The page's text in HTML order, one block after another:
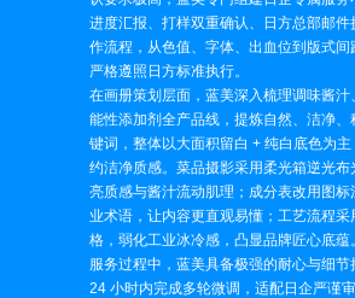
进度汇报、打样双重确认、日方总部邮件
作流程，从色值、字体、出血位到版式间
严格遵照日方标准执行。
在画册策划层面，蓝美深入梳理调味酱汁
能性添加剂全产品线，提炼自然、洁净、
键词，整体以大面积留白 + 纯白底色为
约洁净质感。菜品摄影采用柔光箱逆光布
亮质感与酱汁流动肌理；成分表改用图标
业术语，让内容更直观易懂；工艺流程采
格，弱化工业冰冷感，凸显品牌匠心底蕴。
服务过程中，蓝美具备极强的耐心与细
24 小时内完成多轮微调，适配日企严谨